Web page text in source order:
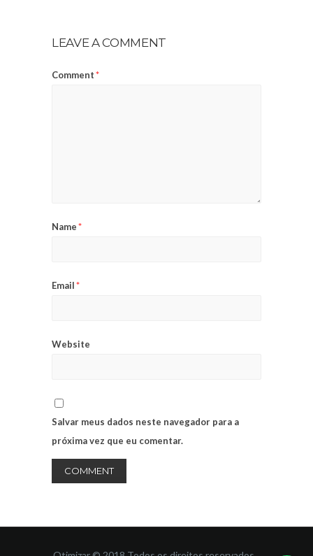
LEAVE A COMMENT
Comment*
Name*
Email*
Website
Salvar meus dados neste navegador para a
próxima vez que eu comentar.